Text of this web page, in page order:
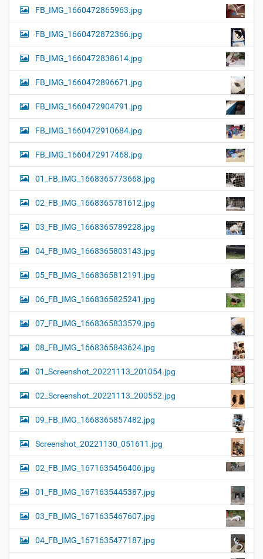
FB_IMG_1660472865963.jpg
FB_IMG_1660472872366.jpg
FB_IMG_1660472838614.jpg
FB_IMG_1660472896671.jpg
FB_IMG_1660472904791.jpg
FB_IMG_1660472910684.jpg
FB_IMG_1660472917468.jpg
01_FB_IMG_1668365773668.jpg
02_FB_IMG_1668365781612.jpg
03_FB_IMG_1668365789228.jpg
04_FB_IMG_1668365803143.jpg
05_FB_IMG_1668365812191.jpg
06_FB_IMG_1668365825241.jpg
07_FB_IMG_1668365833579.jpg
08_FB_IMG_1668365843624.jpg
01_Screenshot_20221113_201054.jpg
02_Screenshot_20221113_200552.jpg
09_FB_IMG_1668365857482.jpg
Screenshot_20221130_051611.jpg
02_FB_IMG_1671635456406.jpg
01_FB_IMG_1671635445387.jpg
03_FB_IMG_1671635467607.jpg
04_FB_IMG_1671635477187.jpg